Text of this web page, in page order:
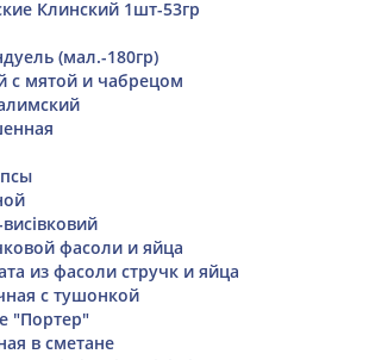
Клинский 1шт-53гр
(мал.-180гр)
с мятой и чабрецом
фасоли и яйца
из фасоли стручк и яйца
с тушонкой
"Портер"
в сметане